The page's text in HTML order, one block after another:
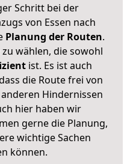
Schritt bei der
von Essen nach
Planung der Routen.
wählen, die sowohl
ist. Es ist auch
die Route frei von
Hindernissen
hier haben wir
gerne die Planung,
wichtige Sachen
können.